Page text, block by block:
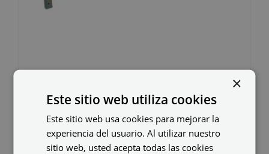
Banco em PVC BANC-
PARED-PVC-1500
137,96€ IVA não incluído
×
Este sitio web utiliza cookies
Este sitio web usa cookies para mejorar la
experiencia del usuario. Al utilizar nuestro
sitio web, usted acepta todas las cookies